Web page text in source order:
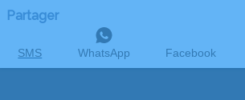
Partager
SMS WhatsApp Facebook